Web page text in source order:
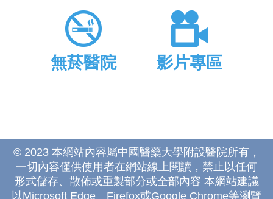
無菸醫院 影片專區
© 2023 本網站內容屬中國醫藥大學附設醫院所有，
一切內容僅供使用者在網站線上閱讀，禁止以任何
形式儲存、散佈或重製部分或全部內容 本網站建議
以Microsoft Edge、Firefox或Google Chrome等瀏覽